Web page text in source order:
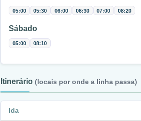
05:00 05:30 06:00 06:30 07:00 08:20
Sábado
05:00 08:10
Itinerário (locais por onde a linha passa)
Ida